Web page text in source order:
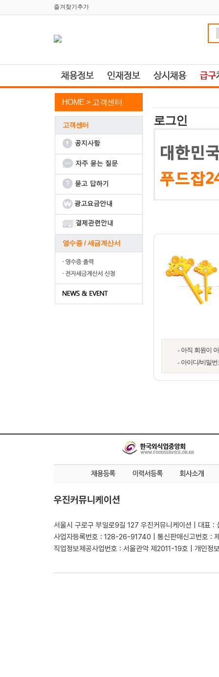
즐겨찾기추가
HOME > 고객센터
고객센터
영수증 / 세금계산서
로그인
아직 회원이
아이디/비밀
우진커뮤니케이션
서울시 구로구 부일로9길 127 우진커뮤니케이션 | 대표 :
사업자등록번호 : 128-26-91740 | 통신판매신고번호 :
직업정보제공사업번호 : 서울관악 제2011-19호 | 개인정